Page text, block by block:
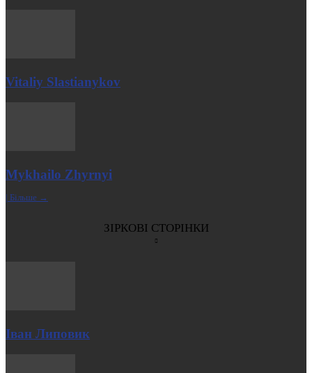
Vitaliy Slastianykov
Mykhailo Zhyrnyi
| Більше →
ЗІРКОВІ СТОРІНКИ
Іван Липовик